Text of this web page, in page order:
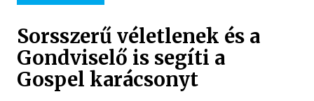
Sorsszerű véletlenek és a
Gondviselő is segíti a
Gospel karácsonyt